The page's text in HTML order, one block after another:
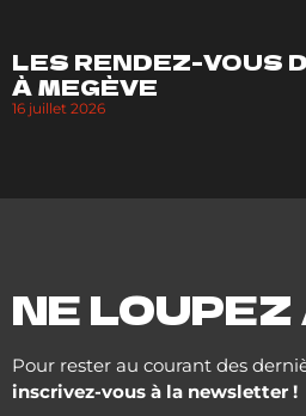
inscrivez-vous à la newsletter !